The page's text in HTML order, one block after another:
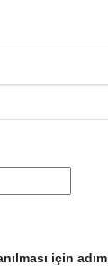
için